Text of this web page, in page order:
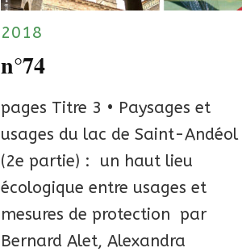
2018
n°74
pages Titre 3 • Paysages et
usages du lac de Saint-Andéol
(2e partie) : un haut lieu
écologique entre usages et
mesures de protection par
Bernard Alet, Alexandra